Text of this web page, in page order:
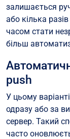
залишається
або кілька
часом стати
більш
push
У цьому
одразу або за
сервер. Такий
часто